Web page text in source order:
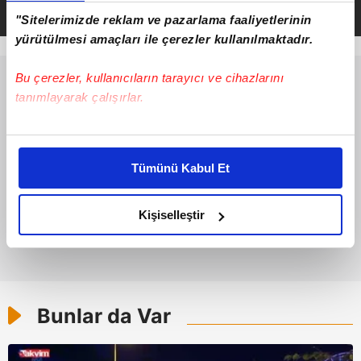
"Sitelerimizde reklam ve pazarlama faaliyetlerinin
yürütülmesi amaçları ile çerezler kullanılmaktadır.
Bu çerezler, kullanıcıların tarayıcı ve cihazlarını
tanımlayarak çalışırlar.
Bu çerezlere izin vermeniz halinde sizlere özel
daha iyi reklam deneyimi yaşatabiliriz. Bunu yaparken
amacımızın size daha iyi bir reklam deneyimi sunmak
olduğunu ve sizlere en iyi içerikleri sunabilmek adına
elimizden gelen çabayı gösterdiğimizi ve bu noktada,
reklamların maliyetlerimizi karşılamak noktasında tek gelir
Her halükârda, kullanıcılar, bu çerezlere izin vermedikleri
takdirde, kullanıcılara hedefli reklamlar
gösterilmeyecektir."
Tümünü Kabul Et
Kişiselleştir
Bunlar da Var